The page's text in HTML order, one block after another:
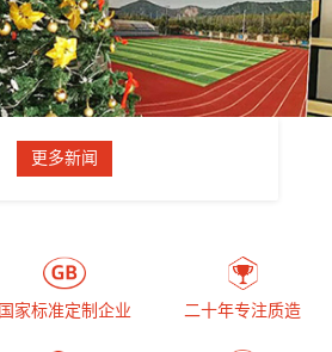
更多新闻
国家标准定制企业 二十年专注质造